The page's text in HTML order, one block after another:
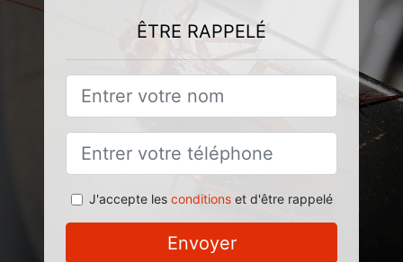
ÊTRE RAPPELÉ
J'accepte les conditionset d'être rappelé
Envoyer